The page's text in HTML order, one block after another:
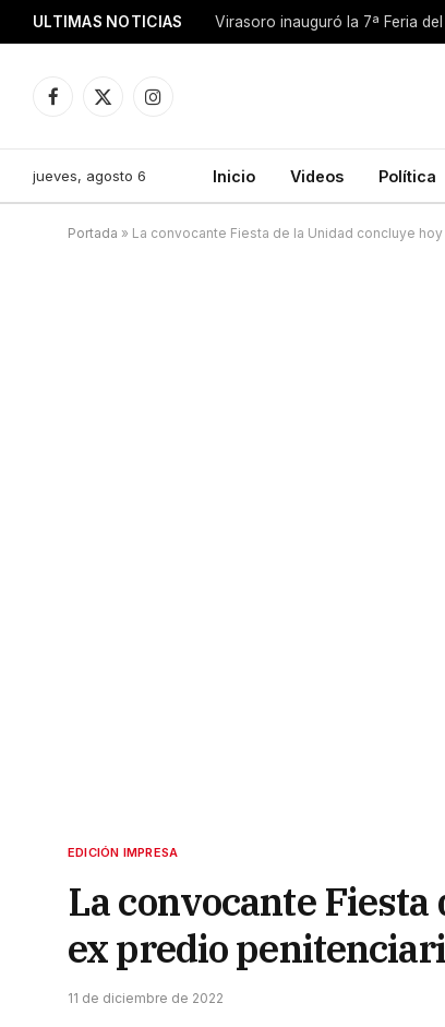
ULTIMAS NOTICIAS
Facebook
X
Instagram
jueves, agosto 6 Inicio Videos Política
Portada » La convocante Fiesta de la Unidad concluye
EDICIÓN IMPRESA
La convocante
ex predio
11 de diciembre de 2022